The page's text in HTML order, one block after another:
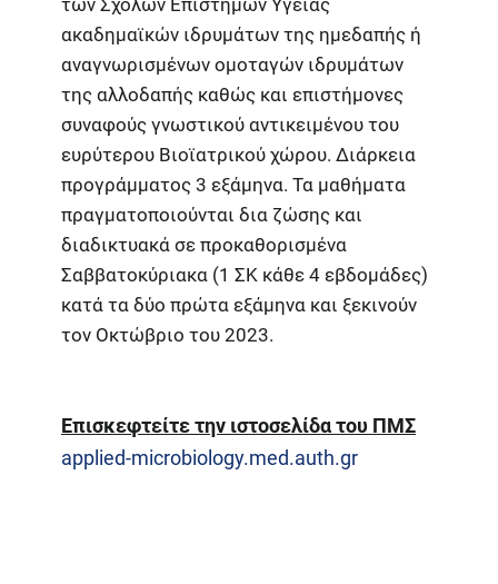
των Σχολών Επιστημών Υγείας
ακαδημαϊκών ιδρυμάτων της ημεδαπής ή
αναγνωρισμένων ομοταγών ιδρυμάτων
της αλλοδαπής καθώς και επιστήμονες
συναφούς γνωστικού αντικειμένου του
ευρύτερου Βιοϊατρικού χώρου. Διάρκεια
προγράμματος 3 εξάμηνα. Τα μαθήματα
πραγματοποιούνται δια ζώσης και
διαδικτυακά σε προκαθορισμένα
Σαββατοκύριακα (1 ΣΚ κάθε 4 εβδομάδες)
κατά τα δύο πρώτα εξάμηνα και ξεκινούν
τον Οκτώβριο του 2023.
Επισκεφτείτε την ιστοσελίδα του ΠΜΣ
applied-microbiology.med.auth.gr